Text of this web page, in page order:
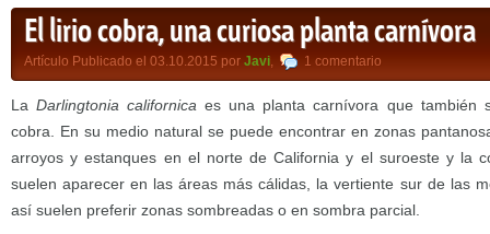
El lirio cobra, una curiosa planta carnívora
Artículo Publicado el 03.10.2015 por Javi, 1 comentario
LaDarlingtonia californica es una planta carnívora que también
cobra. En su medio natural se puede encontrar en zonas
arroyos y estanques en el norte de California y el suroeste y la
suelen aparecer en las áreas más cálidas, la vertiente sur de las
así suelen preferir zonas sombreadas o en sombra parcial.